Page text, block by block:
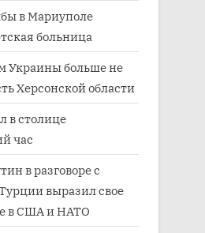
в Мариуполе
больница
Украины больше не
Херсонской области
в столице
час
в разговоре с
выразил свое
в США и НАТО